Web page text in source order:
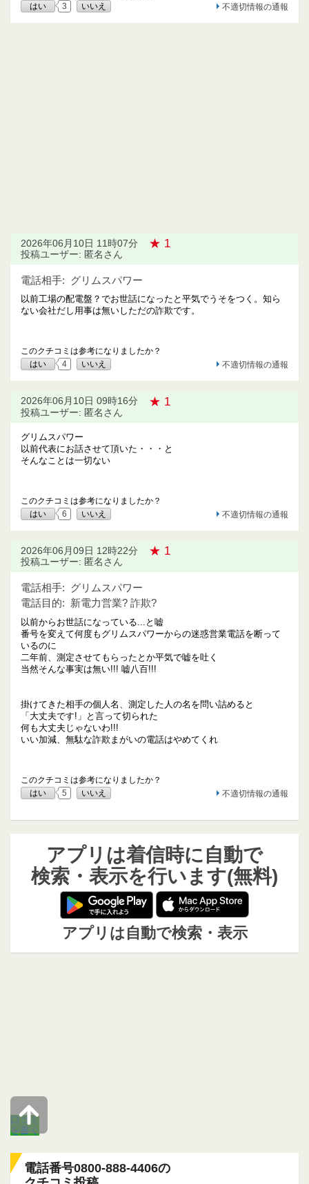
はい
3 いいえ 不適切情報の通報
2026年06月10日 11時07分 ★ 1
投稿ユーザー: 匿名さん
電話相手: グリムスパワー
以前工場の配電盤？でお世話になったと平気でうそをつく。知ら
ない会社だし用事は無いしただの詐欺です。
このクチコミは参考になりましたか？
はい
4 いいえ 不適切情報の通報
2026年06月10日 09時16分 ★ 1
投稿ユーザー: 匿名さん
グリムスパワー
以前代表にお話させて頂いた・・・と
そんなことは一切ない
このクチコミは参考になりましたか？
はい
6 いいえ 不適切情報の通報
2026年06月09日 12時22分 ★ 1
投稿ユーザー: 匿名さん
電話相手: グリムスパワー
電話目的: 新電力営業? 詐欺?
以前からお世話になっている...と嘘
番号を変えて何度もグリムスパワーからの迷惑営業電話を断って
いるのに
二年前、測定させてもらったとか平気で嘘を吐く
当然そんな事実は無い!!! 嘘八百!!!
掛けてきた相手の個人名、測定した人の名を問い詰めると
「大丈夫です!」と言って切られた
何も大丈夫じゃないわ!!!
いい加減、無駄な詐欺まがいの電話はやめてくれ
このクチコミは参考になりましたか？
はい
5 いいえ 不適切情報の通報
アプリは着信時に自動で
検索・表示を行います(無料)
アプリは自動で検索・表示
電話番号0800-888-4406の
口コミ
を書く